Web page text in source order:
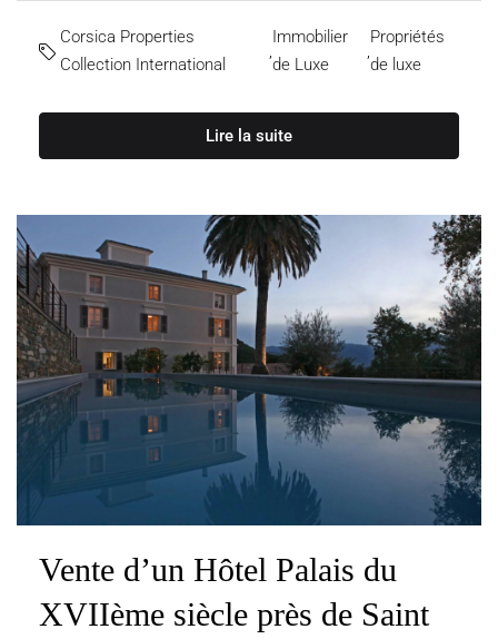
Corsica Properties
Collection International
,
Immobilier
de Luxe
,
Propriétés
de luxe
Lire la suite
Vente d’un Hôtel Palais du
XVIIème siècle près de Saint